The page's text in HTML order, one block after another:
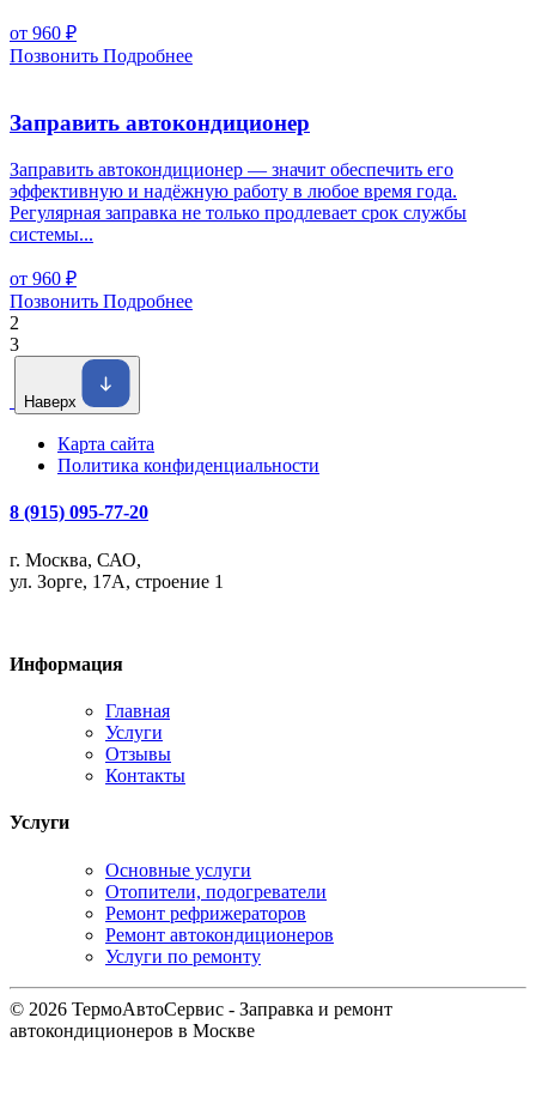
от 960 ₽
Позвонить Подробнее
Заправить автокондиционер
Заправить автокондиционер — значит обеспечить его
эффективную и надёжную работу в любое время года.
Регулярная заправка не только продлевает срок службы
системы...
от 960 ₽
Позвонить Подробнее
2
3
Наверх
Карта сайта
Политика конфиденциальности
8 (915) 095-77-20
г. Москва, САО,
ул. Зорге, 17А, строение 1
Информация
Главная
Услуги
Отзывы
Контакты
Услуги
Основные услуги
Отопители, подогреватели
Ремонт рефрижераторов
Ремонт автокондиционеров
Услуги по ремонту
© 2026 ТермоАвтоСервис - Заправка и ремонт
автокондиционеров в Москве